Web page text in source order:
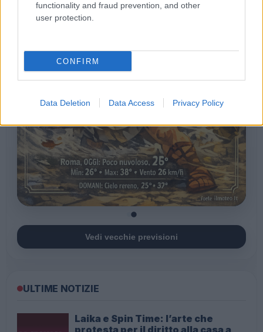
functionality and fraud prevention, and other
user protection.
CONFIRM
Data Deletion Data Access Privacy Policy
Vedi vecchie previsioni
ULTIME NOTIZIE
Laika e Spin Time: l’arte che
protesta per il diritto alla casa a